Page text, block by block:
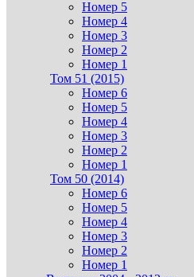
Номер 5
Номер 4
Номер 3
Номер 2
Номер 1
Том 51 (2015)
Номер 6
Номер 5
Номер 4
Номер 3
Номер 2
Номер 1
Том 50 (2014)
Номер 6
Номер 5
Номер 4
Номер 3
Номер 2
Номер 1